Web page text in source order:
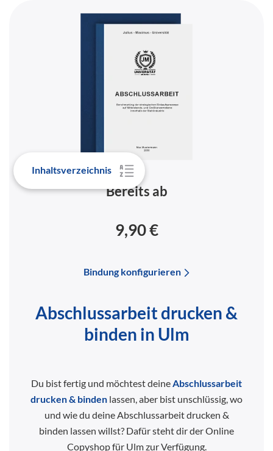
Inhaltsverzeichnis
Bereits ab
9,90 €
Bindung konfigurieren
Abschlussarbeit drucken &
binden in Ulm
Du bist fertig und möchtest deineAbschlussarbeit
drucken & binden lassen, aber bist unschlüssig, wo
und wie du deine Abschlussarbeit drucken &
binden lassen willst? Dafür steht dir der Online
Copyshop für Ulm zur Verfügung.